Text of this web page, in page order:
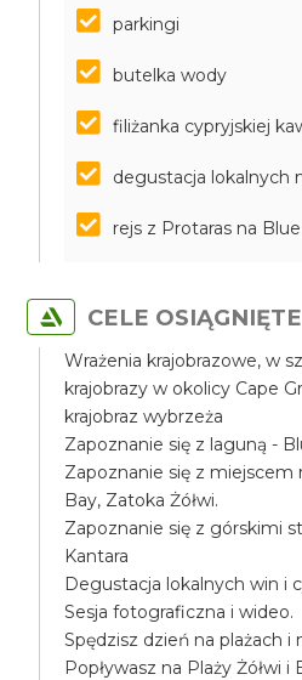
parkingi
butelka wody
filiżanka cypryjskiej
degustacja lokalnych
rejs z Protaras na
CELE OSIĄGNIĘTE
Wrażenia krajobrazowe, w
krajobrazy w okolicy Cape
krajobraz wybrzeża
Zapoznanie się z laguną -
Zapoznanie się z miejscem
Bay, Zatoka Żółwi.
Zapoznanie się z górskimi
Kantara
Degustacja lokalnych win i
Sesja fotograficzna i wideo.
Spędzisz dzień na plażach i
Popływasz na Plaży Żółwi i